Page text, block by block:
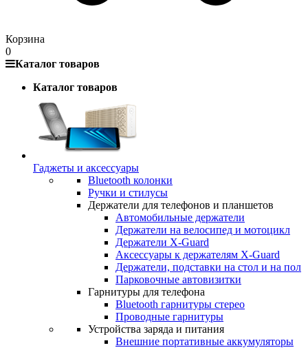
Корзина
0
Каталог товаров
Каталог товаров
Гаджеты и аксессуары
Bluetooth колонки
Ручки и стилусы
Держатели для телефонов и планшетов
Автомобильные держатели
Держатели на велосипед и мотоцикл
Держатели X-Guard
Аксессуары к держателям X-Guard
Держатели, подставки на стол и на пол
Парковочные автовизитки
Гарнитуры для телефона
Bluetooth гарнитуры стерео
Проводные гарнитуры
Устройства заряда и питания
Внешние портативные аккумуляторы